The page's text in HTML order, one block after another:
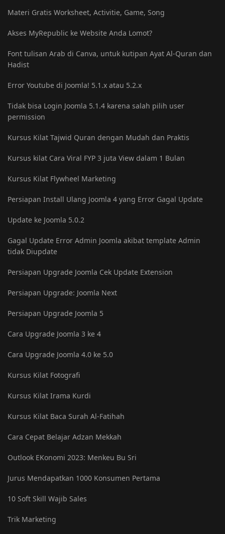
Materi Gratis Worksheet, Activitie, Game, Song
Akses MyRepublic ke Website Anda Lomot?
Font tulisan Arab di Canva, untuk kutipan Ayat Al-Quran dan
Hadist
Error Youtube di Joomla! 5.1.x atau 5.2.x
Tidak bisa Login Joomla 5.1.4 karena salah pilih user
permission
Kursus Kilat Tajwid Quran dengan Mudah dan Praktis
Kursus kilat Cara Viral FYP 3 juta View dalam 1 Bulan
Kursus Kilat Flywheel Marketing
Persiapan Install Ulang Joomla 4 yang Error Gagal Update
Update ke Joomla 5.0.2
Gagal Update Error Admin Joomla akibat template Admin
tidak Diupdate
Persiapan Upgrade Joomla Cek Update Extension
Persiapan Upgrade: Joomla Next
Persiapan Upgrade Joomla 5
Cara Upgrade Joomla 3 ke 4
Cara Upgrade Joomla 4.0 ke 5.0
Kursus Kilat Fotografi
Kursus Kilat Irama Kurdi
Kursus Kilat Baca Surah Al-Fatihah
Cara Cepat Belajar Adzan Mekkah
Outlook EKonomi 2023: Menkeu Bu Sri
Jurus Mendapatkan 1000 Konsumen Pertama
10 Soft Skill Wajib Sales
Trik Marketing